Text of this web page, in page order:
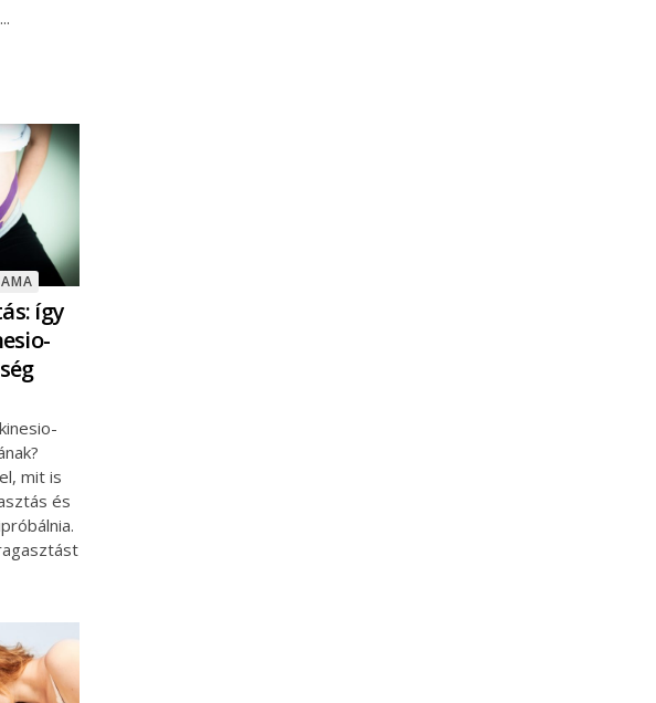
így
mit is
és